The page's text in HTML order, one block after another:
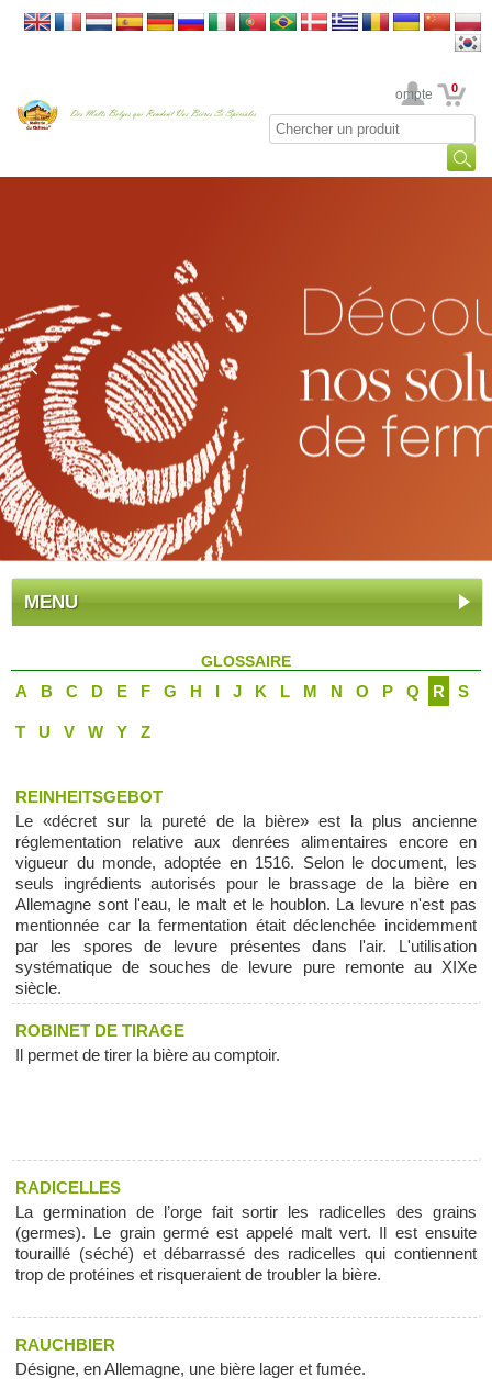
Votre Compte 0
MENU
GLOSSAIRE
A B C D E F G H I J K L M N O P Q R S
T U V W Y Z
REINHEITSGEBOT
Le «décret sur la pureté de la bière» est la plus ancienne
réglementation relative aux denrées alimentaires encore en
vigueur du monde, adoptée en 1516. Selon le document, les
seuls ingrédients autorisés pour le brassage de la bière en
Allemagne sont l'eau, le malt et le houblon. La levure n'est pas
mentionnée car la fermentation était déclenchée incidemment
par les spores de levure présentes dans l'air. L'utilisation
systématique de souches de levure pure remonte au XIXe
siècle.
ROBINET DE TIRAGE
Il permet de tirer la bière au comptoir.
RADICELLES
La germination de l’orge fait sortir les radicelles des grains
(germes). Le grain germé est appelé malt vert. Il est ensuite
touraillé (séché) et débarrassé des radicelles qui contiennent
trop de protéines et risqueraient de troubler la bière.
RAUCHBIER
Désigne, en Allemagne, une bière lager et fumée.